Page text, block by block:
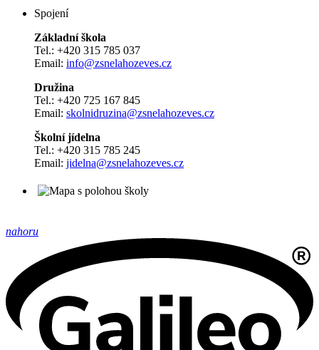
Spojení
Základní škola
Tel.: +420 315 785 037
Email: info@zsnelahozeves.cz
Družina
Tel.: +420 725 167 845
Email: skolnidruzina@zsnelahozeves.cz
Školní jídelna
Tel.: +420 315 785 245
Email: jidelna@zsnelahozeves.cz
nahoru